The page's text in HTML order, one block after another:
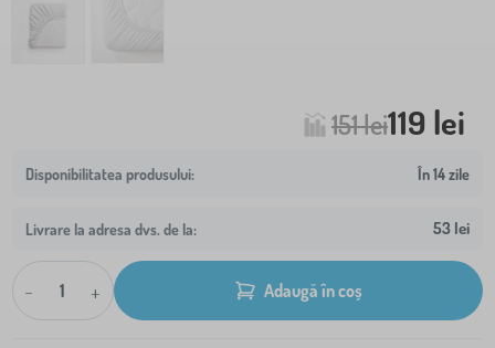
151 lei119 lei
În 14 zile
Livrare la adresa dvs. de la: 53 lei
- + Adaugă în coș